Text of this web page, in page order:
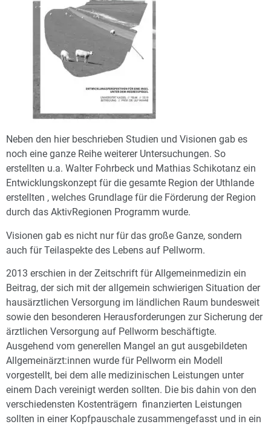
Neben den hier beschrieben Studien und Visionen gab es
noch eine ganze Reihe weiterer Untersuchungen. So
erstellten u.a. Walter Fohrbeck und Mathias Schikotanz ein
Entwicklungskonzept für die gesamte Region der Uthlande
erstellten , welches Grundlage für die Förderung der Region
durch das AktivRegionen Programm wurde.
Visionen gab es nicht nur für das große Ganze, sondern
auch für Teilaspekte des Lebens auf Pellworm.
2013 erschien in der Zeitschrift für Allgemeinmedizin ein
Beitrag, der sich mit der allgemein schwierigen Situation der
hausärztlichen Versorgung im ländlichen Raum bundesweit
sowie den besonderen Herausforderungen zur Sicherung der
ärztlichen Versorgung auf Pellworm beschäftigte.
Ausgehend vom generellen Mangel an gut ausgebildeten
Allgemeinärzt:innen wurde für Pellworm ein Modell
vorgestellt, bei dem alle medizinischen Leistungen unter
einem Dach vereinigt werden sollten. Die bis dahin von den
verschiedensten Kostenträgern finanzierten Leistungen
sollten in einer Kopfpauschale zusammengefasst und in ein